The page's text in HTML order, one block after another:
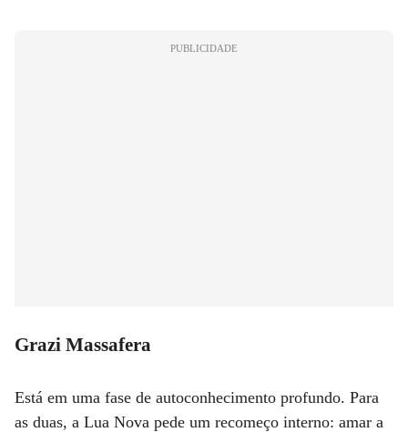
PUBLICIDADE
Grazi Massafera
Está em uma fase de autoconhecimento profundo. Para
as duas, a Lua Nova pede um recomeço interno: amar a